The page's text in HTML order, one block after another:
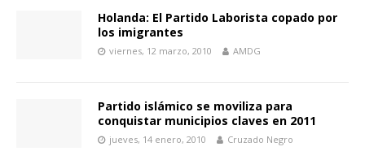
Holanda: El Partido Laborista copado por
los imigrantes
viernes, 12 marzo, 2010 AMDG
Partido islámico se moviliza para
conquistar municipios claves en 2011
jueves, 14 enero, 2010 Cruzado Negro